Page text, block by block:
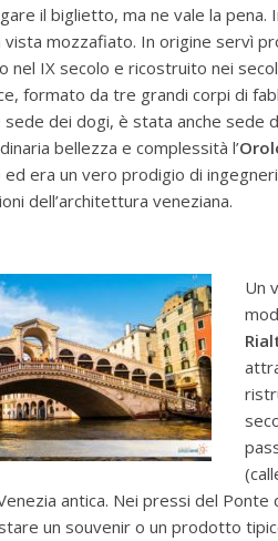
il biglietto, ma ne vale la
vista mozzafiato. In origine servì
nel IX secolo e ricostruito nei
formato da tre grandi corpi di
dei dogi, è stata anche sede
bellezza e complessità l’
era un vero prodigio di
dell’architettura veneziana.
Un
antica. Nei pressi del Ponte
un souvenir o un prodotto